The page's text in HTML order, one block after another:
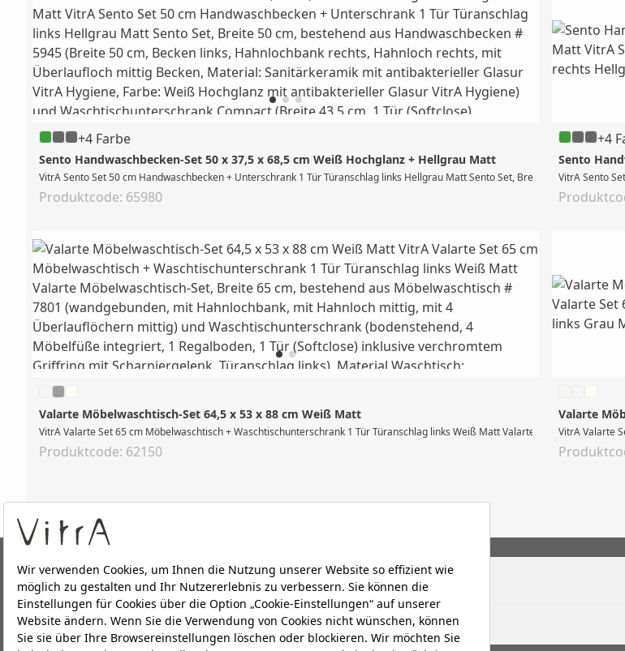
+4 Farbe
Sento Handwaschbecken-Set 50 x 37,5 x 68,5 cm Weiß Hochglanz + Hellgrau Matt
VitrA Sento Set 50 cm Handwaschbecken + Unterschrank 1 Tür Türanschlag links Hellgrau Matt Sento Set, Breite 50 cm,
Produktcode: 65980
+4
Sento
VitrA Sento
Valarte Möbelwaschtisch-Set 64,5 x 53 x 88 cm Weiß Matt
VitrA Valarte Set 65 cm Möbelwaschtisch + Waschtischunterschrank 1 Tür Türanschlag links Weiß Matt Valarte
Produktcode: 62150
Valarte
VitrA Valarte
ÜBER UNS
PRODUKTE